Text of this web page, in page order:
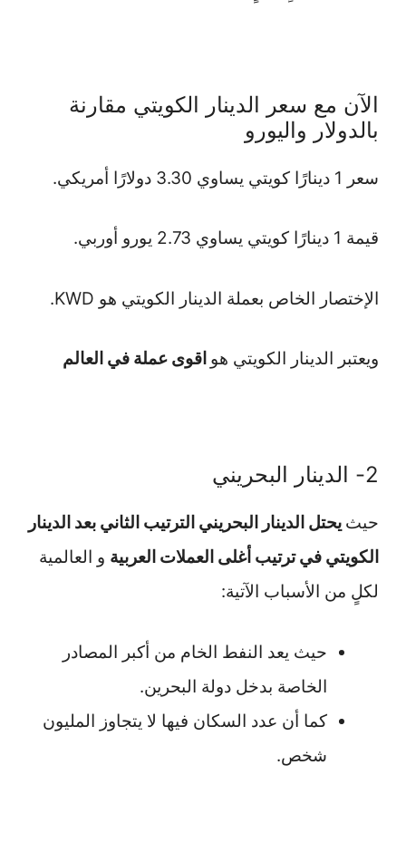
الآن مع سعر الدينار الكويتي مقارنة
بالدولار واليورو
سعر 1 دينارًا كويتي يساوي 3.30 دولارًا أمريكي.
قيمة 1 دينارًا كويتي يساوي 2.73 يورو أوربي.
الإختصار الخاص بعملة الدينار الكويتي هو KWD.
ويعتبر الدينار الكويتي هو اقوى عملة في العالم
2- الدينار البحريني
حيث يحتل الدينار البحريني الترتيب الثاني بعد الدينار
الكويتي في ترتيب أغلى العملات العربية و العالمية
لكلٍ من الأسباب الآتية:
حيث يعد النفط الخام من أكبر المصادر
الخاصة بدخل دولة البحرين.
كما أن عدد السكان فيها لا يتجاوز المليون
شخص.